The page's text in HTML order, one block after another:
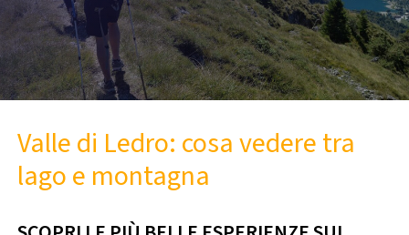
Valle di Ledro: cosa vedere tra
lago e montagna